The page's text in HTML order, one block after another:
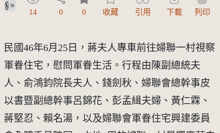
公眾領域標章(PDM)
14 0 0 收藏 引用 下載 列印
民國46年6月25日，蔣夫人專車前往婦聯一村視察
軍眷住宅，慰問軍眷生活。行程由陳副總統夫
人、俞鴻鈞院長夫人、錢劍秋、婦聯會總幹事皮
以書暨副總幹事呂錦花、彭孟緝夫婦、黃仁霖、
蔣堅忍、賴名湯，以及婦聯會軍眷住宅興建委員